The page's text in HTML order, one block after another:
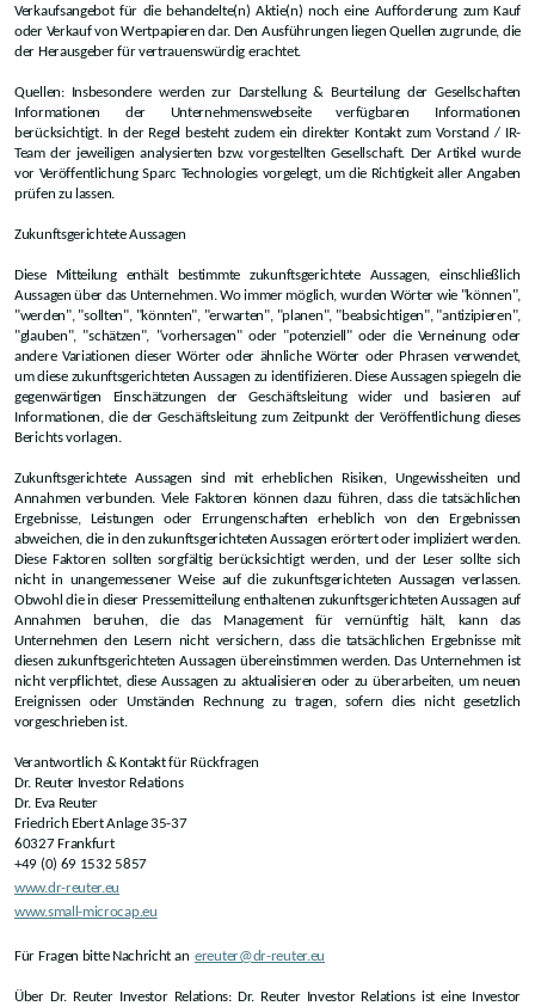
Verkaufsangebot für die behandelte(n) Aktie(n) noch eine Aufforderung zum Kauf
oder Verkauf von Wertpapieren dar. Den Ausführungen liegen Quellen zugrunde, die
der Herausgeber für vertrauenswürdig erachtet.
Quellen: Insbesondere werden zur Darstellung & Beurteilung der Gesellschaften
Informationen der Unternehmenswebseite verfügbaren Informationen
berücksichtigt. In der Regel besteht zudem ein direkter Kontakt zum Vorstand / IR-
Team der jeweiligen analysierten bzw. vorgestellten Gesellschaft. Der Artikel wurde
vor Veröffentlichung Sparc Technologies vorgelegt, um die Richtigkeit aller Angaben
prüfen zu lassen.
Zukunftsgerichtete Aussagen
Diese Mitteilung enthält bestimmte zukunftsgerichtete Aussagen, einschließlich
Aussagen über das Unternehmen. Wo immer möglich, wurden Wörter wie "können",
"werden", "sollten", "könnten", "erwarten", "planen", "beabsichtigen", "antizipieren",
"glauben", "schätzen", "vorhersagen" oder "potenziell" oder die Verneinung oder
andere Variationen dieser Wörter oder ähnliche Wörter oder Phrasen verwendet,
um diese zukunftsgerichteten Aussagen zu identifizieren. Diese Aussagen spiegeln die
gegenwärtigen Einschätzungen der Geschäftsleitung wider und basieren auf
Informationen, die der Geschäftsleitung zum Zeitpunkt der Veröffentlichung dieses
Berichts vorlagen.
Zukunftsgerichtete Aussagen sind mit erheblichen Risiken, Ungewissheiten und
Annahmen verbunden. Viele Faktoren können dazu führen, dass die tatsächlichen
Ergebnisse, Leistungen oder Errungenschaften erheblich von den Ergebnissen
abweichen, die in den zukunftsgerichteten Aussagen erörtert oder impliziert werden.
Diese Faktoren sollten sorgfältig berücksichtigt werden, und der Leser sollte sich
nicht in unangemessener Weise auf die zukunftsgerichteten Aussagen verlassen.
Obwohl die in dieser Pressemitteilung enthaltenen zukunftsgerichteten Aussagen auf
Annahmen beruhen, die das Management für vernünftig hält, kann das
Unternehmen den Lesern nicht versichern, dass die tatsächlichen Ergebnisse mit
diesen zukunftsgerichteten Aussagen übereinstimmen werden. Das Unternehmen ist
nicht verpflichtet, diese Aussagen zu aktualisieren oder zu überarbeiten, um neuen
Ereignissen oder Umständen Rechnung zu tragen, sofern dies nicht gesetzlich
vorgeschrieben ist.
Verantwortlich & Kontakt für Rückfragen
Dr. Reuter Investor Relations
Dr. Eva Reuter
Friedrich Ebert Anlage 35-37
60327 Frankfurt
+49 (0) 69 1532 5857
www.dr-reuter.eu
www.small-microcap.eu
Für Fragen bitte Nachricht an ereuter@dr-reuter.eu
Über Dr. Reuter Investor Relations: Dr. Reuter Investor Relations ist eine Investor